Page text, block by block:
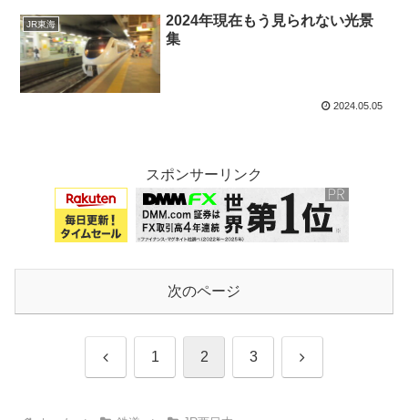
JR東海
2024年現在もう見られない光景
集
2024.05.05
スポンサーリンク
次のページ
前 1 2 3 次